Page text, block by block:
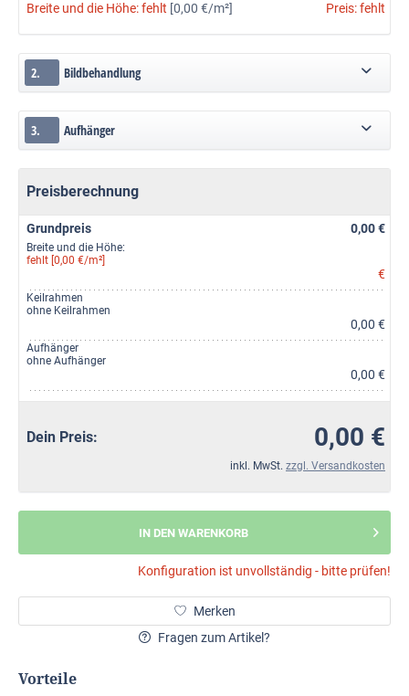
Breite und die Höhe:fehlt [0,00 €/m²] Preis:fehlt
2. Bildbehandlung
3. Aufhänger
Preisberechnung
Grundpreis 0,00 €
Breite und die Höhe:
fehlt [0,00 €/m²]
€
Keilrahmen
ohne Keilrahmen
0,00 €
Aufhänger
ohne Aufhänger
0,00 €
Dein Preis: 0,00 €
inkl. MwSt. zzgl. Versandkosten
IN DEN WARENKORB
Konfiguration ist unvollständig - bitte prüfen!
Merken
Fragen zum Artikel?
Vorteile